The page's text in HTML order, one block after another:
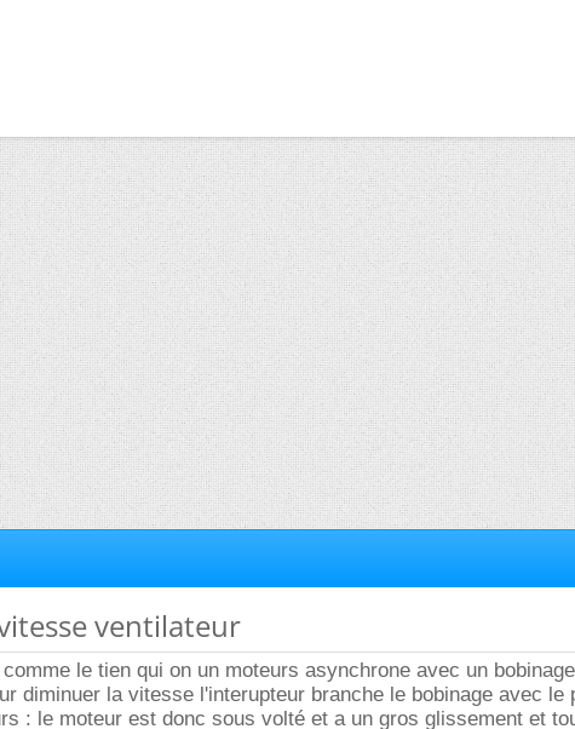
ventilateur
le tien qui on un moteurs asynchrone avec un
diminuer la vitesse l'interupteur branche le bobinage avec le
: le moteur est donc sous volté et a un gros glissement et